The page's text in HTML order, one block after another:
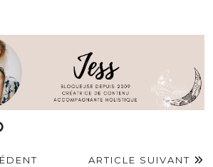
ARTICLE SUIVANT